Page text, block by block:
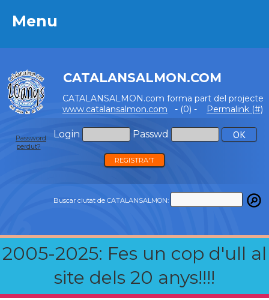
Menu
CATALANSALMON.COM
CATALANSALMON.com forma part del projecte
www.catalansalmon.com - (0) - Permalink (#)
Login Passwd
Password
perdut?
REGISTRA'T
Buscar ciutat de CATALANSALMON:
2005-2025: Fes un cop d'ull al
site dels 20 anys!!!!
Menu